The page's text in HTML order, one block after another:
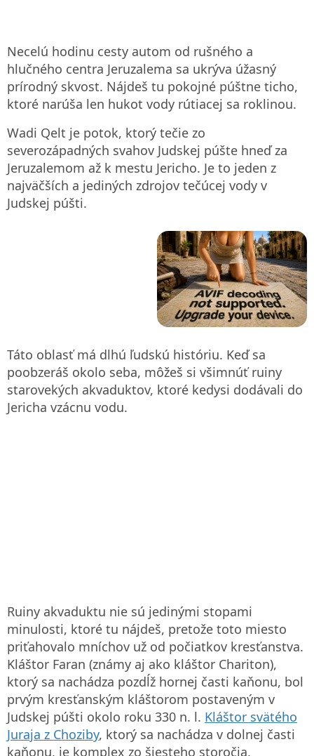
Necelú hodinu cesty autom od rušného a
hlučného centra Jeruzalema sa ukrýva úžasný
prírodný skvost. Nájdeš tu pokojné púštne ticho,
ktoré narúša len hukot vody rútiacej sa roklinou.
Wadi Qelt je potok, ktorý tečie zo
severozápadných svahov Judskej púšte hneď za
Jeruzalemom až k mestu Jericho. Je to jeden z
najväčších a jediných zdrojov tečúcej vody v
Judskej púšti.
Táto oblasť má dlhú ľudskú históriu. Keď sa
poobzeráš okolo seba, môžeš si všimnúť ruiny
starovekých akvaduktov, ktoré kedysi dodávali do
Jericha vzácnu vodu.
Ruiny akvaduktu nie sú jedinými stopami
minulosti, ktoré tu nájdeš, pretože toto miesto
priťahovalo mníchov už od počiatkov kresťanstva.
Kláštor Faran (známy aj ako kláštor Chariton),
ktorý sa nachádza pozdĺž hornej časti kaňonu, bol
prvým kresťanským kláštorom postaveným v
Judskej púšti okolo roku 330 n. l. Kláštor svätého
Juraja z Choziby, ktorý sa nachádza v dolnej časti
kaňonu, je komplex zo šiesteho storočia,